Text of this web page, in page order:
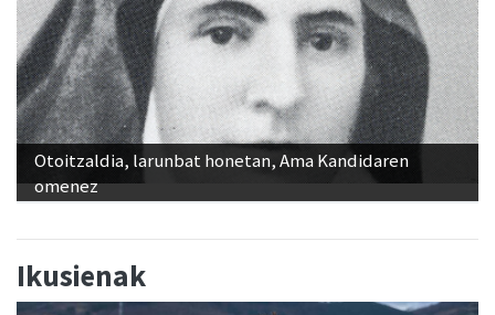
Otoitzaldia, larunbat honetan, Ama Kandidaren
omenez
Ikusienak